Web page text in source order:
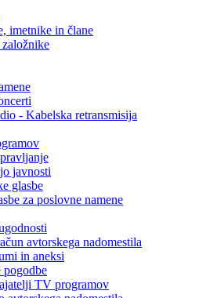
imetnike in člane
- Kabelska retransmisija
javnosti
glasbe
za poslovne namene
avtorskega nadomestila
in aneksi
pogodbe
TV programov